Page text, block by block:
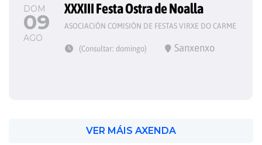
DOM
09
AGO
XXXIII Festa Ostra de Noalla
ASOCIACIÓN COMISIÓN DE FESTAS VIRXE DO CARME
(Consultar: domingo) Sanxenxo
VER MÁIS AXENDA